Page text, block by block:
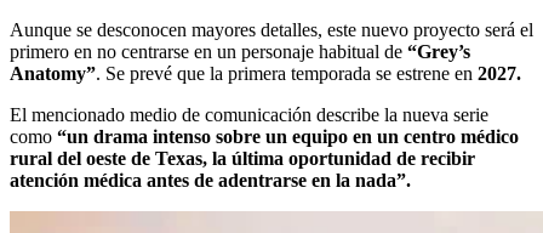
Aunque se desconocen mayores detalles, este nuevo proyecto será el
primero en no centrarse en un personaje habitual de “Grey’s
Anatomy”. Se prevé que la primera temporada se estrene en 2027.
El mencionado medio de comunicación describe la nueva serie
como “un drama intenso sobre un equipo en un centro médico
rural del oeste de Texas, la última oportunidad de recibir
atención médica antes de adentrarse en la nada”.